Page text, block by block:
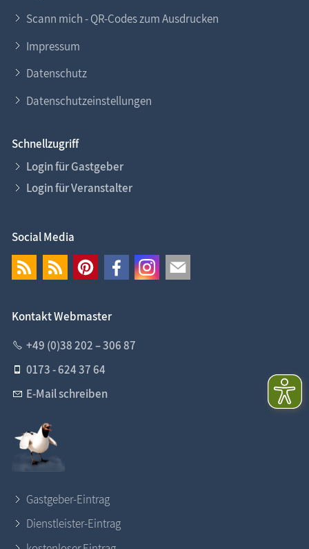
Scann mich - QR-Codes zum Ausdrucken
Impressum
Datenschutz
Datenschutzeinstellungen
Schnellzugriff
Login für Gastgeber
Login für Veranstalter
Social Media
Kontakt Webmaster
+49 (0)38 202 – 306 87
0173 - 624 37 64
E-Mail schreiben
Gastgeber-Eintrag
Dienstleister-Eintrag